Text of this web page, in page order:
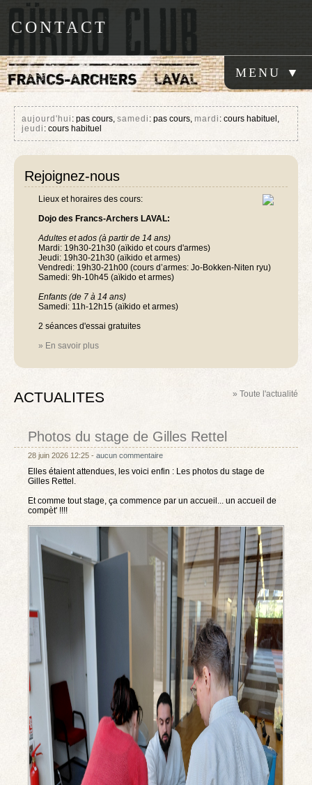
CONTACT
aujourd'hui : pas cours, samedi : pas cours, mardi : cours habituel,
jeudi : cours habituel
Rejoignez-nous
Lieux et horaires des cours:
Dojo des Francs-Archers LAVAL:
Adultes et ados (à partir de 14 ans)
Mardi: 19h30-21h30 (aïkido et cours d'armes)
Jeudi: 19h30-21h30 (aïkido et armes)
Vendredi: 19h30-21h00 (cours d’armes: Jo-Bokken-Niten ryu)
Samedi: 9h-10h45 (aïkido et armes)
Enfants (de 7 à 14 ans)
Samedi: 11h-12h15 (aïkido et armes)
2 séances d'essai gratuites
» En savoir plus
ACTUALITES » Toute l'actualité
Photos du stage de Gilles Rettel
28 juin 2026 12:25 - aucun commentaire
Elles étaient attendues, les voici enfin : Les photos du stage de
Gilles Rettel.
Et comme tout stage, ça commence par un accueil... un accueil de
compèt' !!!!